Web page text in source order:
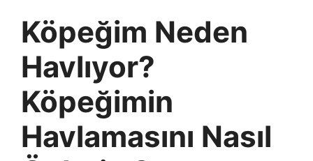
Köpeğim Neden
Havlıyor?
Köpeğimin
Havlamasını Nasıl